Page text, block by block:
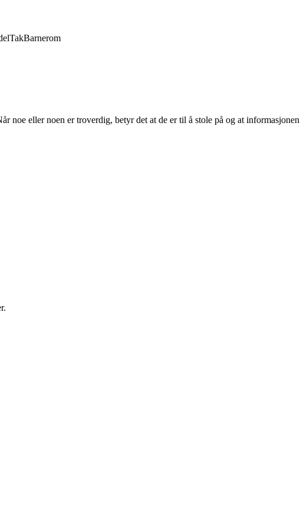
TakBarnerom
noe eller noen er troverdig, betyr det at de er til å stole på og at